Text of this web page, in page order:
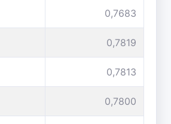
0,7683
0,7819
0,7813
0,7800